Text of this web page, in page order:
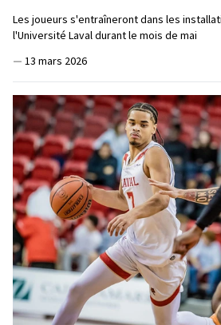
Les joueurs s'entraîneront dans les
l'Université Laval durant le mois de mai
— 13 mars 2026